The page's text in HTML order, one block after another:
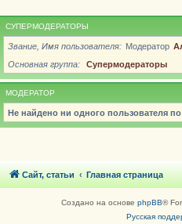
СУПЕРМОДЕРАТОРЫ
Звание, Имя пользователя Модератор
Основная группа
Супермодераторы
МОДЕРАТОР
Не найдено ни одного пользователя
Сайт, статьи Главная страница
Создано на основе phpBB®
Русская